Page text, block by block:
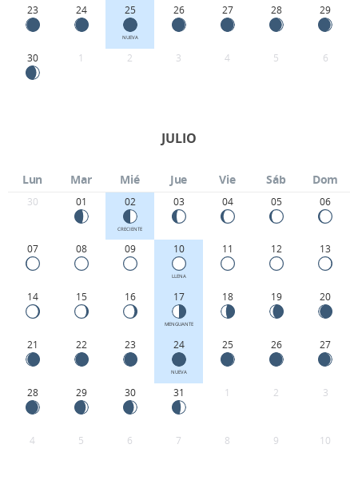
23 24 25
NUEVA
26 27 28 29
30 1 2 3 4 5 6
JULIO
Lun Mar Mié Jue Vie Sáb Dom
30 01 02
CRECIENTE
03 04 05 06
07 08 09 10
LLENA
11 12 13
14 15 16 17
MENGUANTE
18 19 20
21 22 23 24
NUEVA
25 26 27
28 29 30 31 1 2 3
4 5 6 7 8 9 10